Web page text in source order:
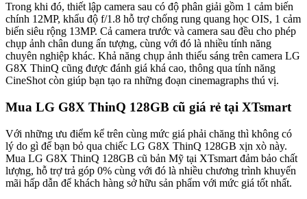
Trong khi đó, thiết lập camera sau có độ phân giải gồm 1 cảm biến
chính 12MP, khẩu độ f/1.8 hỗ trợ chống rung quang học OIS, 1 cảm
biến siêu rộng 13MP. Cả camera trước và camera sau đều cho phép
chụp ảnh chân dung ấn tượng, cùng với đó là nhiều tính năng
chuyên nghiệp khác. Khả năng chụp ảnh thiếu sáng trên camera LG
G8X ThinQ cũng được đánh giá khá cao, thông qua tính năng
CineShot còn giúp bạn tạo ra những đoạn cinemagraphs thú vị.
Mua LG G8X ThinQ 128GB cũ giá rẻ tại XTsmart
Với những ưu điểm kể trên cùng mức giá phải chăng thì không có
lý do gì để bạn bỏ qua chiếc LG G8X ThinQ 128GB xịn xò này.
Mua LG G8X ThinQ 128GB cũ bản Mỹ tại XTsmart đảm bảo chất
lượng, hỗ trợ trả góp 0% cùng với đó là nhiều chương trình khuyến
mãi hấp dẫn để khách hàng sở hữu sản phẩm với mức giá tốt nhất.